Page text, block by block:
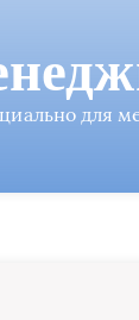
для